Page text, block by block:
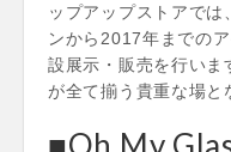
ップアップストアで
ンから2017年までの
設展示・販売を行いま
が全て揃う貴重な場と
■Oh My